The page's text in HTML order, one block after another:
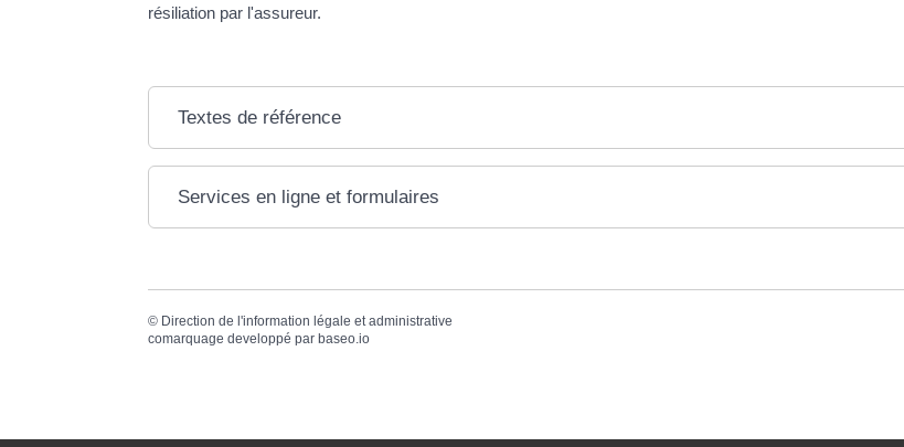
résiliation par l'assureur.
Textes de référence
Services en ligne et formulaires
© Direction de l'information légale et administrative
comarquage developpé parbaseo.io